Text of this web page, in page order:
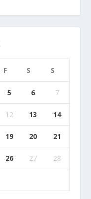
F S S
5 6 7
12 13 14
19 20 21
26 27 28